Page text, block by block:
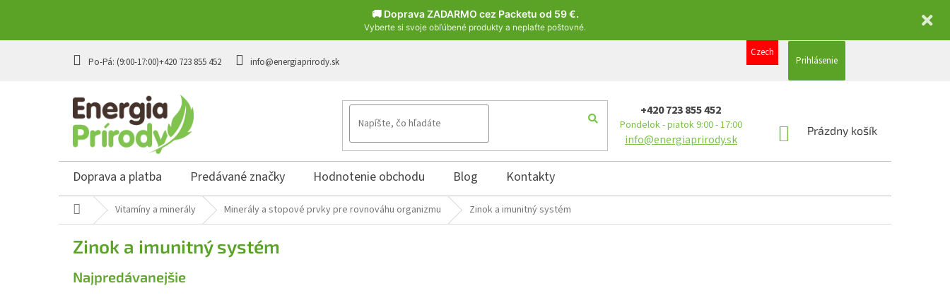
🚚 Doprava ZADARMO cez Packetu od 59 €.
Vyberte si svoje obľúbené produkty a neplaťte poštovné.
+420 723 855 452 info@energiaprirody.sk
Czech
Prihlásenie
+420 723 855 452
Pondelok - piatok 9:00 - 17:00
info@energiaprirody.sk
NÁKUPNÝ
Prázdny košík
Doprava a platba Predávané značky Hodnotenie obchodu Blog Kontakty
DomovVitamíny a minerály Minerály a stopové prvky pre rovnováhu organizmu Zinok a imunitný systém
Zinok a imunitný systém
Najpredávanejšie